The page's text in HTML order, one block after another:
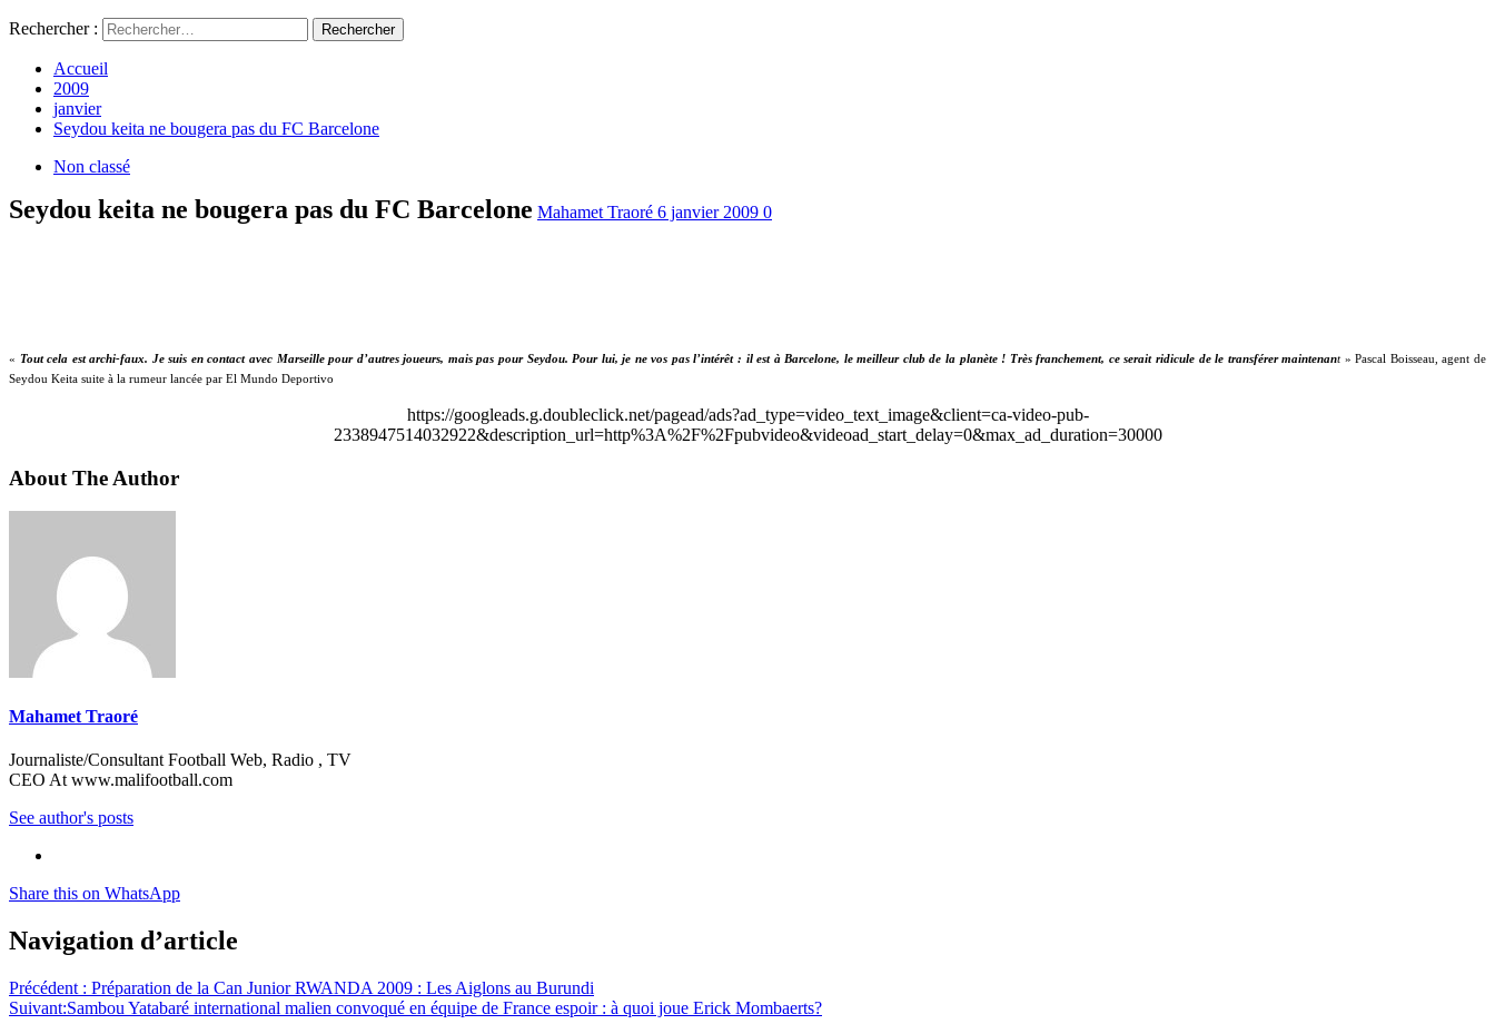
Rechercher :
Accueil
2009
janvier
Seydou keita ne bougera pas du FC Barcelone
Non classé
Seydou keita ne bougera pas du FC Barcelone Mahamet Traoré 6 janvier 2009 0
« Tout cela est archi-faux. Je suis en contact avec Marseille pour d’autres joueurs, mais pas pour Seydou. Pour lui, je ne vos pas l’intérêt : il est à Barcelone, le meilleur club de la planète ! Très franchement, ce serait ridicule de le transférer maintenant» Pascal Boisseau, agent de
Seydou Keita suite à la rumeur lancée par El Mundo Deportivo
https://googleads.g.doubleclick.net/pagead/ads?ad_type=video_text_image&client=ca-video-pub-
2338947514032922&description_url=http%3A%2F%2Fpubvideo&videoad_start_delay=0&max_ad_duration=30000
About The Author
Mahamet Traoré
Journaliste/Consultant Football Web, Radio , TV
CEO At www.malifootball.com
See author's posts
Share this on WhatsApp
Navigation d’article
Précédent : Préparation de la Can Junior RWANDA 2009 : Les Aiglons au Burundi
Suivant:Sambou Yatabaré international malien convoqué en équipe de France espoir : à quoi joue Erick Mombaerts?